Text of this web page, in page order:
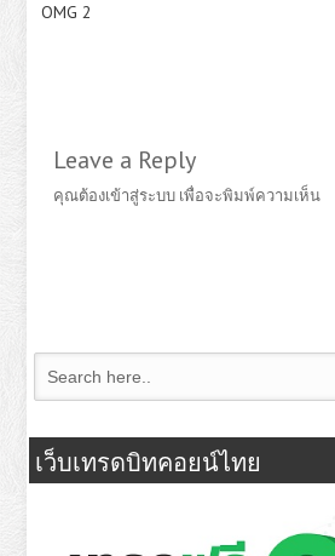
OMG 2
Leave a Reply
คุณต้องเข้าสู่ระบบ เพื่อจะพิมพ์ความเห็น
เว็บเทรดบิทคอยน์ไทย